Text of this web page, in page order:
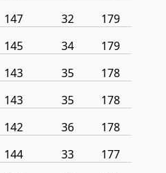
147 32
179
145 34
179
143 35
178
143 35
178
142 36
178
144 33
177